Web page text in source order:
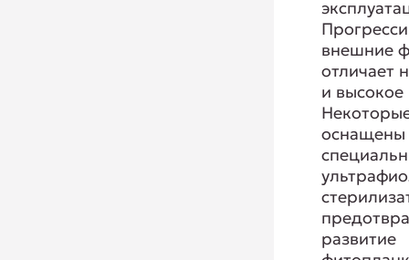
внешние
отличает
и высокое
оснащены
развитие